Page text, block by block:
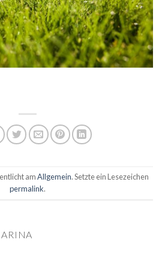
amAllgemein. Setzte ein Lesezeichen
permalink.